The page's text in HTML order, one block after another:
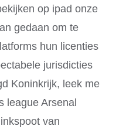
op ipad onze
gedaan om te
hun licenties
jurisdicties
Koninkrijk, leek me
league Arsenal
van